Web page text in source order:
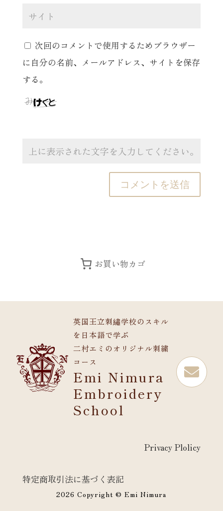
次回のコメントで使用するためブラウザー
に自分の名前、メールアドレス、サイトを保存
する。
お買い物カゴ
英国王立刺繡学校のスキル
を日本語で学ぶ
二村エミのオリジナル刺繍
コース
Emi Nimura
Embroidery
School

Privacy Plolicy
特定商取引法に基づく表記
2026 Copyright © Emi Nimura